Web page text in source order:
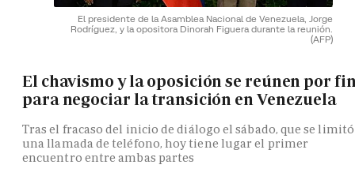
El presidente de la Asamblea Nacional de Venezuela, Jorge
Rodríguez, y la opositora Dinorah Figuera durante la reunión.
(AFP)
El chavismo y la oposición se reúnen por
para negociar la transición en Venezuela
Tras el fracaso del inicio de diálogo el sábado, que se
una llamada de teléfono, hoy tiene lugar el primer
encuentro entre ambas partes